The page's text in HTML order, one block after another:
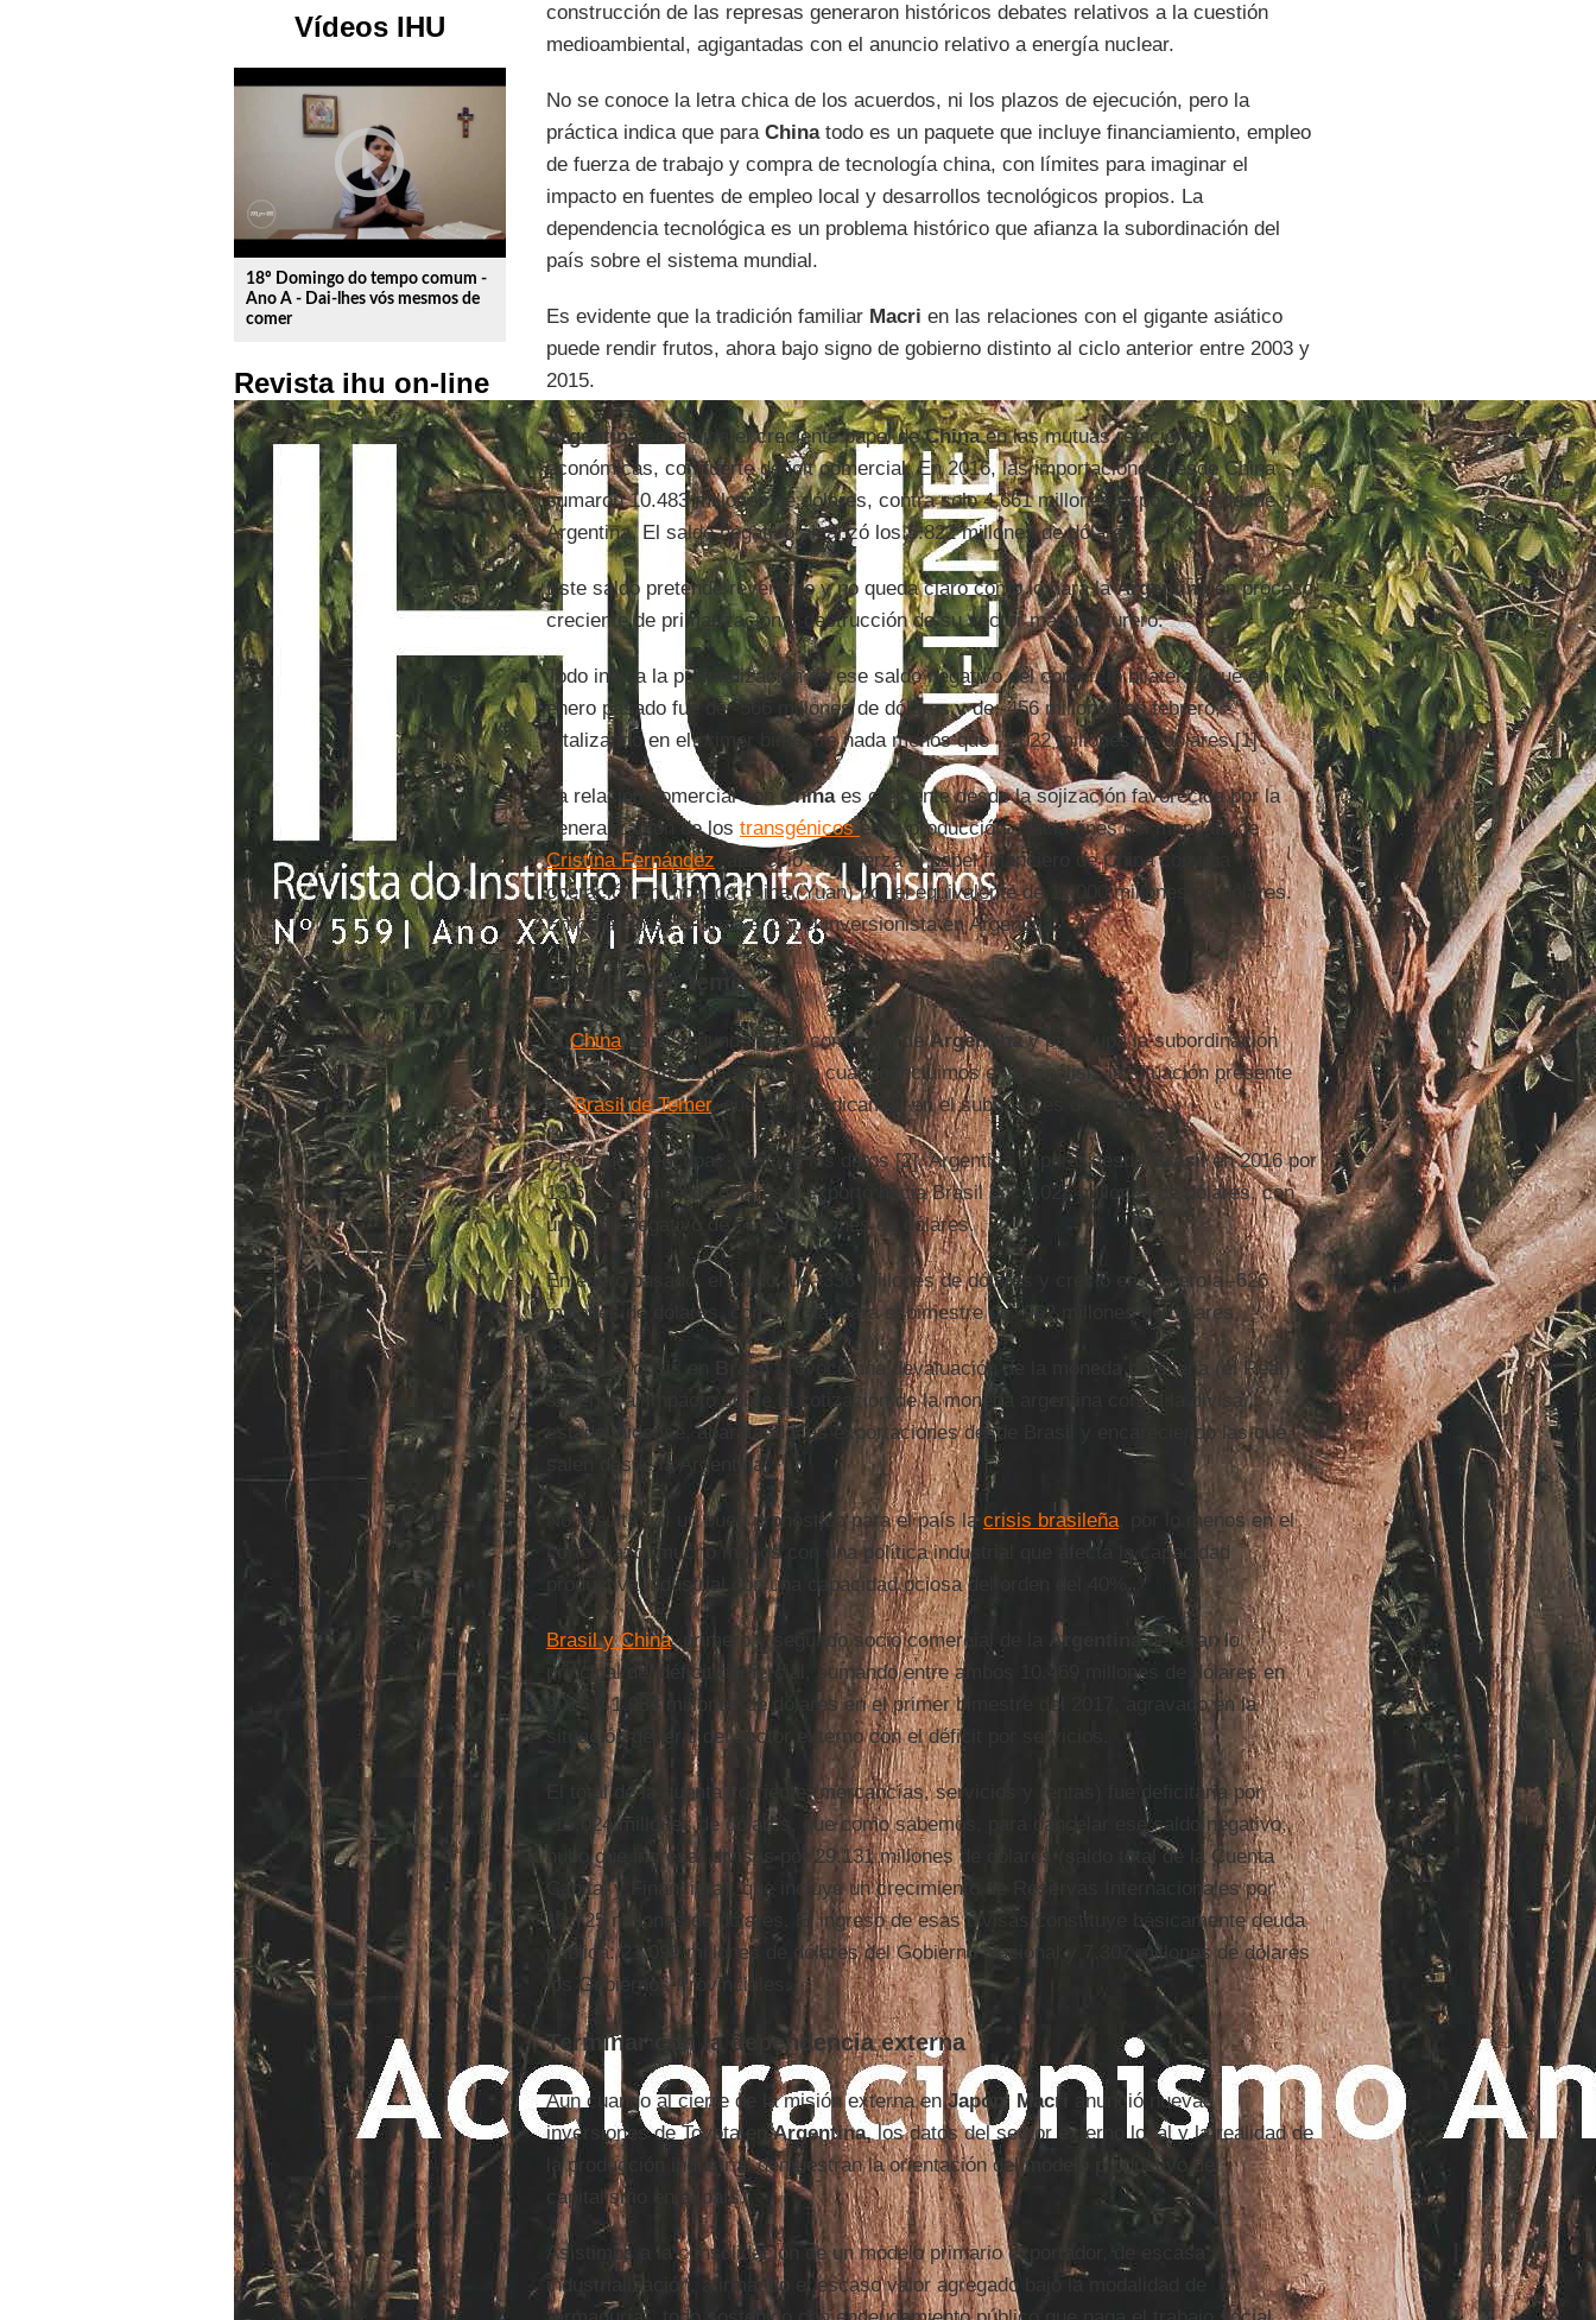
Vídeos IHU
play_circle_outline
18º Domingo do tempo comum -
Ano A - Dai-lhes vós mesmos de
comer
Revista ihu on-line
construcción de las represas generaron históricos debates relativos a la cuestión
medioambiental, agigantadas con el anuncio relativo a energía nuclear.
No se conoce la letra chica de los acuerdos, ni los plazos de ejecución, pero la
práctica indica que para Chinatodo es un paquete que incluye financiamiento, empleo
de fuerza de trabajo y compra de tecnología china, con límites para imaginar el
impacto en fuentes de empleo local y desarrollos tecnológicos propios. La
dependencia tecnológica es un problema histórico que afianza la subordinación del
país sobre el sistema mundial.
Es evidente que la tradición familiar Macri en las relaciones con el gigante asiático
puede rendir frutos, ahora bajo signo de gobierno distinto al ciclo anterior entre 2003 y
2015.
Argentinaconsolida el creciente papel deChinaen las mutuas relaciones
económicas, con fuerte déficit comercial. En 2016, las importaciones desde China
sumaron 10.483 millones de dólares, contra solo 4.661 millones exportados desde
Argentina. El saldo negativo alcanzó los 5.822 millones de dólares.
Este saldo pretende revertirse y no queda claro cómo lo hará laArgentinaen proceso
creciente de primarización y destrucción de su sector manufacturero.
Todo indica la profundización de ese saldo negativo del comercio bilateral, que en
enero pasado fue de -566 millones de dólares y de -456 millones en febrero,
totalizando en el primer bimestre nada menos que -1.022 millones de dólares.[1]
La relación comercial conChinaes creciente desde la sojización favorecida por la
generalización de los transgénicos en la producción. Hacia fines del mandato de
Cristina Fernández , apareció con fuerza el papel financiero de China con una
operación en moneda china (Yuan) por el equivalente de 11.000 millones de dólares.
En paralelo se afianza el papel inversionista en Argentina.
Brasil es de temer
SiChinaes el segundo socio comercial deArgentinay preocupa la subordinación
externa, la situación se agrava cuando incluimos en el análisis la situación presente
deBrasil de Temer, que como indicamos en el subtítulo es de temer.
¿Por qué preocupa? Veamos los datos [2]. Argentina importó desde Brasilen 2016 por
13.674 millones de dólares y exportó hacia Brasil por 9.028 millones de dólares, con
un saldo negativo de -4.647 millones de dólares.
En enero pasado, el saldo fue -336 millones de dólares y creció en febrero a -626
millones de dólares, con un total para el bimestre de -962 millones de dólares.
La actual crisis en Brasilprovocó una devaluación de la moneda brasileña (el Real)
superior al impacto sobre la cotización de la moneda argentina contra la divisa
estadounidense, abaratando las exportaciones desde Brasil y encareciendo las que
salen desde la Argentina.
No resulta así un buen pronóstico para el país la crisis brasileña, por lo menos en el
corto plazo, mucho menos con una política industrial que afecta la capacidad
productiva industrial con una capacidad ociosa del orden del 40%.
Brasil y China, primero y segundo socio comercial de la Argentinageneran lo
principal del déficit comercial, sumando entre ambos 10.469 millones de dólares en
2016 y 1.984 millones de dólares en el primer bimestre del 2017, agravado en la
situación general del sector externo con el déficit por servicios.
El total de la cuenta corriente (mercancías, servicios y rentas) fue deficitaria por
-15.024 millones de dólares, que como sabemos, para cancelar ese saldo negativo,
hubo que ingresar divisas por 29.131 millones de dólares (saldo total de la Cuenta
Capital y Financiera), que incluye un crecimiento de Reservas Internacionales por
13.725 millones de dólares. El ingreso de esas divisas constituye básicamente deuda
pública: 21.099 millones de dólares del Gobierno Nacional y 7.307 millones de dólares
los Gobiernos Provinciales.
Terminar con la dependencia externa
Aun cuando al cierre de la misión externa enJapón, Macri
anunció nuevas
inversiones de Toyota enArgentina,los datos del sector externo local y la realidad de
la producción industrial demuestran la orientación del modelo productivo del
capitalismo en el país.
Asistimos a la consolidación de un modelo primario exportador, de escasa
industrialización, afirmando el escaso valor agregado bajo la modalidad de